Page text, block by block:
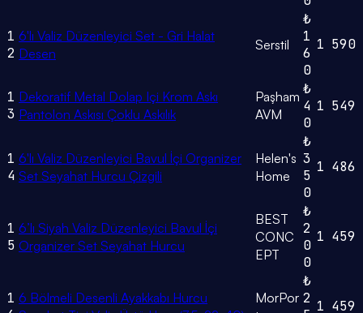
1
2
6'lı Valiz Düzenleyici Set - Gri Halat
Desen
Serstil
₺
1
6
0
1 590
1
3
Dekoratif Metal Dolap Içi Krom Askı
Pantolon Askısı Çoklu Askılık
Paşham
AVM
₺
4
0
1 549
1
4
6'lı Valiz Düzenleyici Bavul İçi Organizer
Set Seyahat Hurcu Çizgili
Helen's
Home
₺
3
5
0
1 486
1
5
6’lı Siyah Valiz Düzenleyici Bavul İçi
Organizer Set Seyahat Hurcu
BEST
CONC
EPT
₺
2
0
0
1 459
1 6 Bölmeli Desenli Ayakkabı Hurcu
MorPor
₺
2 1 459